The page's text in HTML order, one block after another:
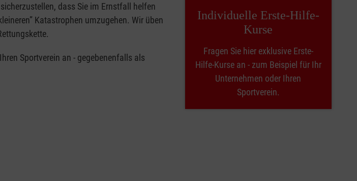
dass Sie im Ernstfall helfen
Katastrophen umzugehen. Wir üben
Sportverein an - gegebenenfalls als
Individuelle Erste-Hilfe-
Kurse
Fragen Sie hier exklusive Erste-
Hilfe-Kurse an - zum Beispiel für Ihr
Unternehmen oder Ihren
Sportverein.